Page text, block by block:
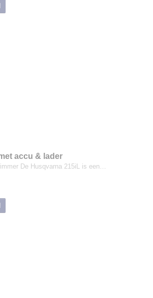
accu & lader
De Husqvarna 215iL is een…